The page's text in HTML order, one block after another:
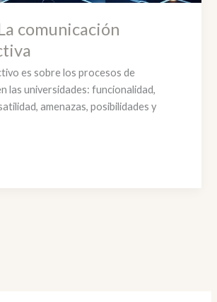
comunicación
es sobre los procesos de
las universidades: funcionalidad,
amenazas, posibilidades y